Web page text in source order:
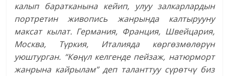
калып баратканына кейип, улуу залкарлардын
портретин живопись жанрында калтырууну
максат кылат. Германия, Франция, Швейцария,
Москва, Түркия, Италияда көргөзмөлөрүн
уюштурган. “Көңүл келгенде пейзаж, натюрморт
жанрына кайрылам” деп таланттуу сүрөтчү биз